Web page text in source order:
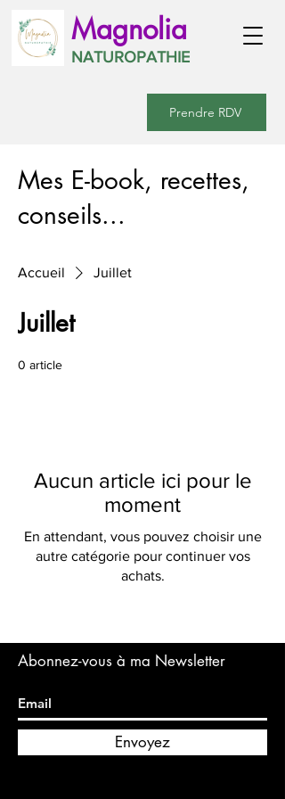
Magnolia
NATUROPATHIE
Prendre RDV
Mes E-book, recettes,
conseils...
Accueil Juillet
Juillet
0 article
Aucun article ici pour le
moment
En attendant, vous pouvez choisir une
autre catégorie pour continuer vos
achats.
Abonnez-vous à ma Newsletter
Envoyez